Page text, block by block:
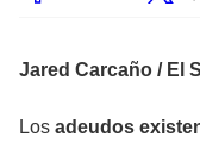
Jared Carcaño / El
Los adeudos